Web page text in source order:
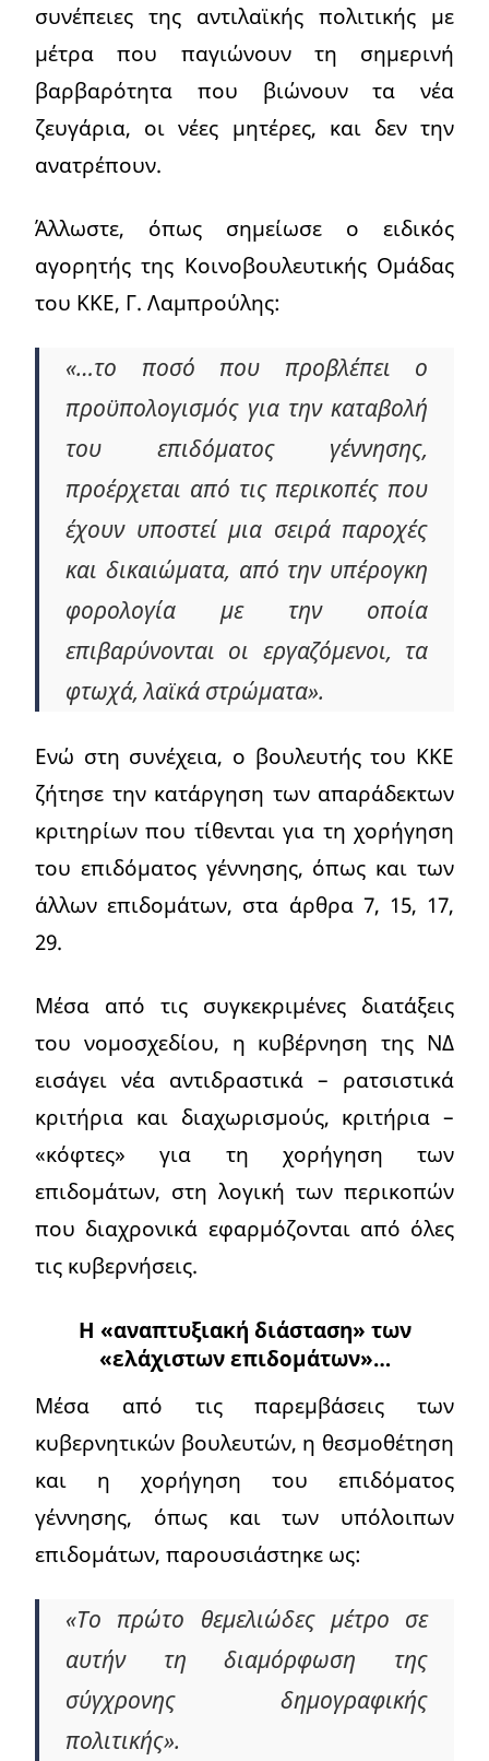
συνέπειες της αντιλαϊκής πολιτικής με
μέτρα που παγιώνουν τη σημερινή
βαρβαρότητα που βιώνουν τα νέα
ζευγάρια, οι νέες μητέρες, και δεν την
ανατρέπουν.
Άλλωστε, όπως σημείωσε ο ειδικός
αγορητής της Κοινοβουλευτικής Ομάδας
του ΚΚΕ, Γ. Λαμπρούλης:
«…το ποσό που προβλέπει ο
προϋπολογισμός για την καταβολή
του επιδόματος γέννησης,
προέρχεται από τις περικοπές που
έχουν υποστεί μια σειρά παροχές
και δικαιώματα, από την υπέρογκη
φορολογία με την οποία
επιβαρύνονται οι εργαζόμενοι, τα
φτωχά, λαϊκά στρώματα».
Ενώ στη συνέχεια, ο βουλευτής του ΚΚΕ
ζήτησε την κατάργηση των απαράδεκτων
κριτηρίων που τίθενται για τη χορήγηση
του επιδόματος γέννησης, όπως και των
άλλων επιδομάτων, στα άρθρα 7, 15, 17,
29.
Μέσα από τις συγκεκριμένες διατάξεις
του νομοσχεδίου, η κυβέρνηση της ΝΔ
εισάγει νέα αντιδραστικά – ρατσιστικά
κριτήρια και διαχωρισμούς, κριτήρια –
«κόφτες» για τη χορήγηση των
επιδομάτων, στη λογική των περικοπών
που διαχρονικά εφαρμόζονται από όλες
τις κυβερνήσεις.
Η «αναπτυξιακή διάσταση» των
«ελάχιστων επιδομάτων»…
Μέσα από τις παρεμβάσεις των
κυβερνητικών βουλευτών, η θεσμοθέτηση
και η χορήγηση του επιδόματος
γέννησης, όπως και των υπόλοιπων
επιδομάτων, παρουσιάστηκε ως:
«Το πρώτο θεμελιώδες μέτρο σε
αυτήν τη διαμόρφωση της
σύγχρονης δημογραφικής
πολιτικής».